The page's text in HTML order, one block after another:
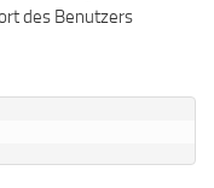
des Benutzers